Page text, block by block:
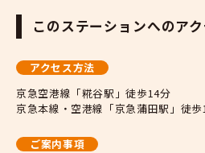
このステーションへのア
アクセス方法
京急空港線「糀谷駅」徒歩14分
京急本線・空港線「京急蒲田駅」徒歩
ご案内事項